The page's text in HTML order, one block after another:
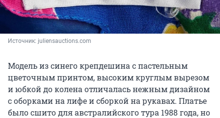
Источник: juliensauctions.com
Модель из синего крепдешина с пастельным
цветочным принтом, высоким круглым вырезом
и юбкой до колена отличалась нежным дизайном
с оборками на лифе и сборкой на рукавах. Платье
было сшито для австралийского тура 1988 года, но